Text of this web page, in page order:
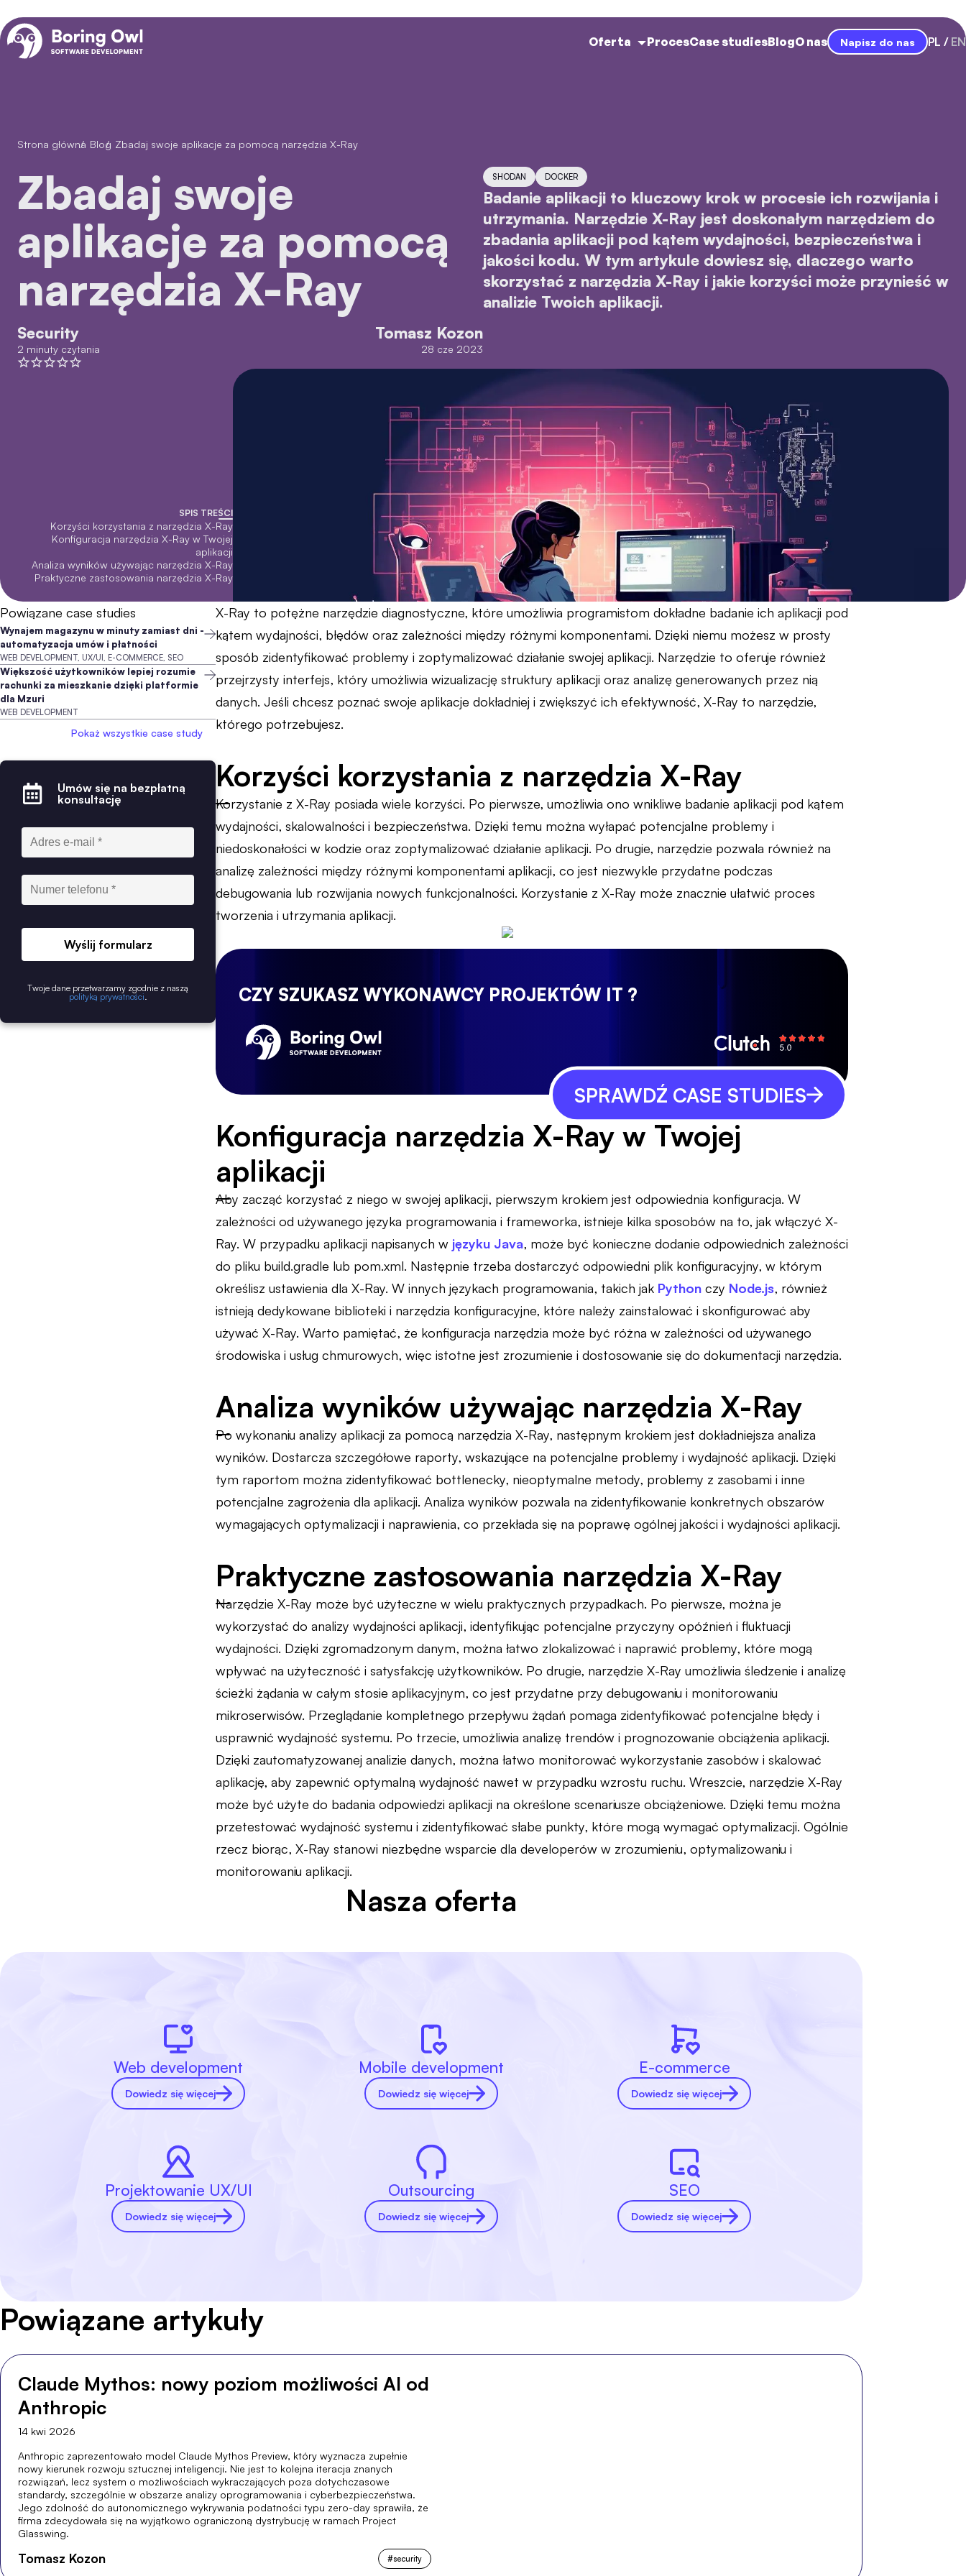
Oferta ProcesCase studiesBlogO nas Napisz do nas PL EN
Strona główna
/ Blog
/ Zbadaj swoje aplikacje za pomocą narzędzia X-Ray
Zbadaj swoje
aplikacje za pomocą
narzędzia X-Ray
Security
2 minuty czytania
Tomasz Kozon
28 cze 2023
SHODAN DOCKER
Badanie aplikacji to kluczowy krok w procesie ich rozwijania i
utrzymania. Narzędzie X-Ray jest doskonałym narzędziem do
zbadania aplikacji pod kątem wydajności, bezpieczeństwa i
jakości kodu. W tym artykule dowiesz się, dlaczego warto
skorzystać z narzędzia X-Ray i jakie korzyści może przynieść w
analizie Twoich aplikacji.
SPIS TREŚCI
Korzyści korzystania z narzędzia X-Ray
Konfiguracja narzędzia X-Ray w Twojej
aplikacji
Analiza wyników używając narzędzia X-Ray
Praktyczne zastosowania narzędzia X-Ray
Powiązane case studies
Wynajem magazynu w minuty zamiast dni -
automatyzacja umów i płatności
WEB DEVELOPMENT, UX/UI, E-COMMERCE, SEO
Większość użytkowników lepiej rozumie
rachunki za mieszkanie dzięki platformie
dla Mzuri
WEB DEVELOPMENT
Pokaż wszystkie case study
Umów się na bezpłatną
konsultację
Wyślij formularz
Twoje dane przetwarzamy zgodnie z naszą
polityką prywatności
X-Ray to potężne narzędzie diagnostyczne, które umożliwia programistom dokładne badanie ich aplikacji pod
kątem wydajności, błędów oraz zależności między różnymi komponentami. Dzięki niemu możesz w prosty
sposób zidentyfikować problemy i zoptymalizować działanie swojej aplikacji. Narzędzie to oferuje również
przejrzysty interfejs, który umożliwia wizualizację struktury aplikacji oraz analizę generowanych przez nią
danych. Jeśli chcesz poznać swoje aplikacje dokładniej i zwiększyć ich efektywność, X-Ray to narzędzie,
którego potrzebujesz.
Korzyści korzystania z narzędzia X-Ray
Korzystanie z X-Ray posiada wiele korzyści. Po pierwsze, umożliwia ono wnikliwe badanie aplikacji pod kątem
wydajności, skalowalności i bezpieczeństwa. Dzięki temu można wyłapać potencjalne problemy i
niedoskonałości w kodzie oraz zoptymalizować działanie aplikacji. Po drugie, narzędzie pozwala również na
analizę zależności między różnymi komponentami aplikacji, co jest niezwykle przydatne podczas
debugowania lub rozwijania nowych funkcjonalności. Korzystanie z X-Ray może znacznie ułatwić proces
tworzenia i utrzymania aplikacji.
CZY SZUKASZ WYKONAWCY PROJEKTÓW IT ?
SPRAWDŹ CASE STUDIES
Konfiguracja narzędzia X-Ray w Twojej
aplikacji
Aby zacząć korzystać z niego w swojej aplikacji, pierwszym krokiem jest odpowiednia konfiguracja. W
zależności od używanego języka programowania i frameworka, istnieje kilka sposobów na to, jak włączyć X-
Ray. W przypadku aplikacji napisanych w języku Java, może być konieczne dodanie odpowiednich zależności
do pliku build.gradle lub pom.xml. Następnie trzeba dostarczyć odpowiedni plik konfiguracyjny, w którym
określisz ustawienia dla X-Ray. W innych językach programowania, takich jak Python czy Node.js, również
istnieją dedykowane biblioteki i narzędzia konfiguracyjne, które należy zainstalować i skonfigurować aby
używać X-Ray. Warto pamiętać, że konfiguracja narzędzia może być różna w zależności od używanego
środowiska i usług chmurowych, więc istotne jest zrozumienie i dostosowanie się do dokumentacji narzędzia.
Analiza wyników używając narzędzia X-Ray
Po wykonaniu analizy aplikacji za pomocą narzędzia X-Ray, następnym krokiem jest dokładniejsza analiza
wyników. Dostarcza szczegółowe raporty, wskazujące na potencjalne problemy i wydajność aplikacji. Dzięki
tym raportom można zidentyfikować bottlenecky, nieoptymalne metody, problemy z zasobami i inne
potencjalne zagrożenia dla aplikacji. Analiza wyników pozwala na zidentyfikowanie konkretnych obszarów
wymagających optymalizacji i naprawienia, co przekłada się na poprawę ogólnej jakości i wydajności aplikacji.
Praktyczne zastosowania narzędzia X-Ray
Narzędzie X-Ray może być użyteczne w wielu praktycznych przypadkach. Po pierwsze, można je
wykorzystać do analizy wydajności aplikacji, identyfikując potencjalne przyczyny opóźnień i fluktuacji
wydajności. Dzięki zgromadzonym danym, można łatwo zlokalizować i naprawić problemy, które mogą
wpływać na użyteczność i satysfakcję użytkowników. Po drugie, narzędzie X-Ray umożliwia śledzenie i analizę
ścieżki żądania w całym stosie aplikacyjnym, co jest przydatne przy debugowaniu i monitorowaniu
mikroserwisów. Przeglądanie kompletnego przepływu żądań pomaga zidentyfikować potencjalne błędy i
usprawnić wydajność systemu. Po trzecie, umożliwia analizę trendów i prognozowanie obciążenia aplikacji.
Dzięki zautomatyzowanej analizie danych, można łatwo monitorować wykorzystanie zasobów i skalować
aplikację, aby zapewnić optymalną wydajność nawet w przypadku wzrostu ruchu. Wreszcie, narzędzie X-Ray
może być użyte do badania odpowiedzi aplikacji na określone scenariusze obciążeniowe. Dzięki temu można
przetestować wydajność systemu i zidentyfikować słabe punkty, które mogą wymagać optymalizacji. Ogólnie
rzecz biorąc, X-Ray stanowi niezbędne wsparcie dla developerów w zrozumieniu, optymalizowaniu i
monitorowaniu aplikacji.
Nasza oferta
Web development
Dowiedz się więcej
Mobile development
Dowiedz się więcej
E-commerce
Dowiedz się więcej
Projektowanie UX/UI
Dowiedz się więcej
Outsourcing
Dowiedz się więcej
SEO
Dowiedz się więcej
Powiązane artykuły
Claude Mythos: nowy poziom możliwości AI od
Anthropic
14 kwi 2026
Anthropic zaprezentowało model Claude Mythos Preview, który wyznacza zupełnie
nowy kierunek rozwoju sztucznej inteligencji. Nie jest to kolejna iteracja znanych
rozwiązań, lecz system o możliwościach wykraczających poza dotychczasowe
standardy, szczególnie w obszarze analizy oprogramowania i cyberbezpieczeństwa.
Jego zdolność do autonomicznego wykrywania podatności typu zero-day sprawiła, że
firma zdecydowała się na wyjątkowo ograniczoną dystrybucję w ramach Project
Glasswing.
Tomasz Kozon #security